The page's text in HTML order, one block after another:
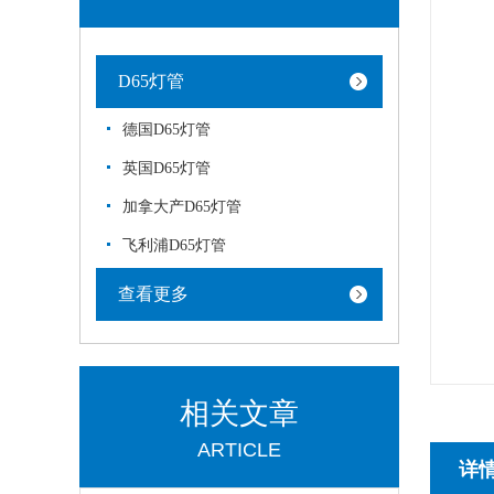
D65灯管
德国D65灯管
英国D65灯管
加拿大产D65灯管
飞利浦D65灯管
查看更多
相关文章
ARTICLE
详